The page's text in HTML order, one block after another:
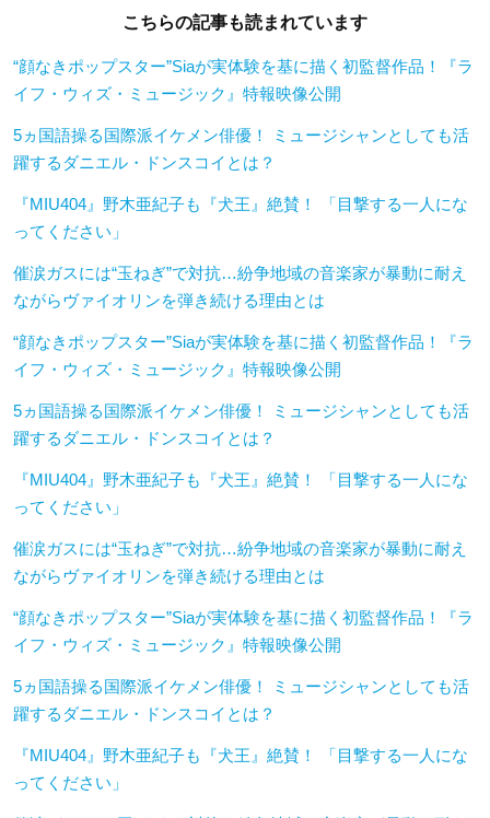
こちらの記事も読まれています
“顔なきポップスター”Siaが実体験を基に描く初監督作品！『ラ
イフ・ウィズ・ミュージック』特報映像公開
5ヵ国語操る国際派イケメン俳優！ ミュージシャンとしても活
躍するダニエル・ドンスコイとは？
『MIU404』野木亜紀子も『犬王』絶賛！ 「目撃する一人にな
ってください」
催涙ガスには“玉ねぎ”で対抗…紛争地域の音楽家が暴動に耐え
ながらヴァイオリンを弾き続ける理由とは
“顔なきポップスター”Siaが実体験を基に描く初監督作品！『ラ
イフ・ウィズ・ミュージック』特報映像公開
5ヵ国語操る国際派イケメン俳優！ ミュージシャンとしても活
躍するダニエル・ドンスコイとは？
『MIU404』野木亜紀子も『犬王』絶賛！ 「目撃する一人にな
ってください」
催涙ガスには“玉ねぎ”で対抗…紛争地域の音楽家が暴動に耐え
ながらヴァイオリンを弾き続ける理由とは
“顔なきポップスター”Siaが実体験を基に描く初監督作品！『ラ
イフ・ウィズ・ミュージック』特報映像公開
5ヵ国語操る国際派イケメン俳優！ ミュージシャンとしても活
躍するダニエル・ドンスコイとは？
『MIU404』野木亜紀子も『犬王』絶賛！ 「目撃する一人にな
ってください」